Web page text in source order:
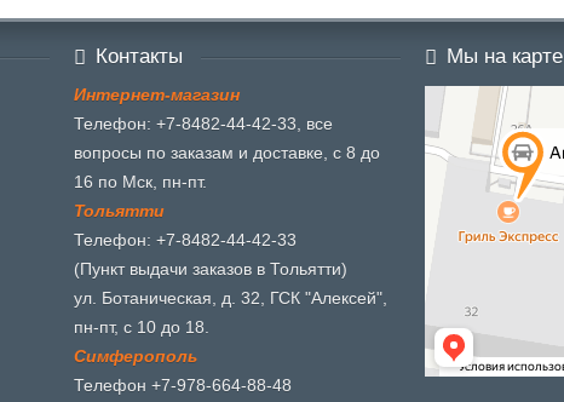
Контакты
Интернет-магазин
Телефон: +7-8482-44-42-33, все
вопросы по заказам и доставке, с 8 до
16 по Мск, пн-пт.
Тольятти
Телефон: +7-8482-44-42-33
(Пункт выдачи заказов в Тольятти)
ул. Ботаническая, д. 32, ГСК "Алексей",
пн-пт, с 10 до 18.
Симферополь
Телефон +7-978-664-88-48
Мы на карте